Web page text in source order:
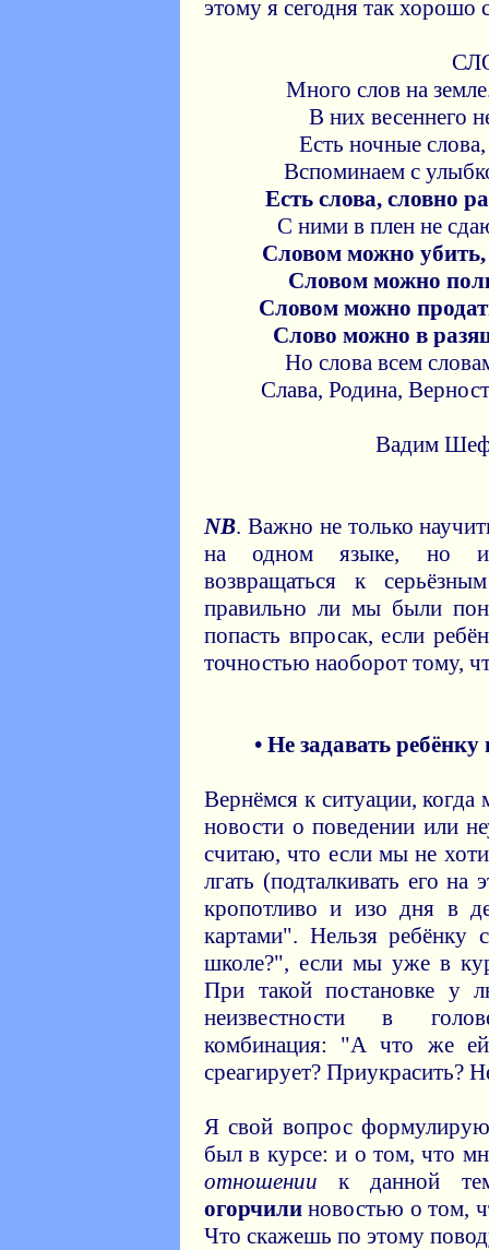
этому я сегодня так хорошо
Много слов на
В них весеннего
Есть ночные
Вспоминаем с
Есть слова, словно
С ними в плен не
Словом можно
Словом можно
Словом можно
Слово можно в
Но слова всем
Слава, Родина,
Вадим
NB. Важно не только
на одном языке, но и
возвращаться к
правильно ли мы были
попасть впросак, если
точностью наоборот тому,
• Не задавать
Вернёмся к ситуации,
новости о поведении или
считаю, что если мы не
лгать (подталкивать его
кропотливо и изо дня в
картами". Нельзя ребёнку
школе?", если мы уже в
При такой постановке у
неизвестности в
комбинация: "А что же
среагирует? Приукрасить?
Я свой вопрос
был в курсе: и о том, что
отношении к данной
огорчилиновостью о том,
Что скажешь по этому